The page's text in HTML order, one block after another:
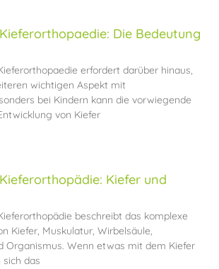
Die Bedeutung
erfordert darüber hinaus,
wichtigen Aspekt mit
bei Kindern kann die vorwiegende
von Kiefer
Kiefer und
beschreibt das komplexe
Kiefer, Muskulatur, Wirbelsäule,
Organismus. Wenn etwas mit dem Kiefer
das